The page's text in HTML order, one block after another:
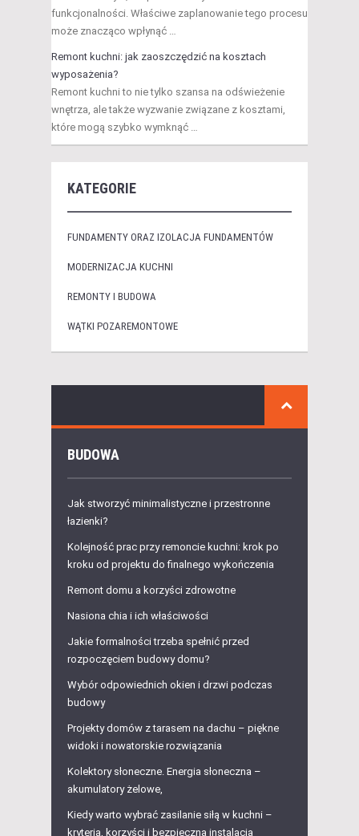
funkcjonalności. Właściwe zaplanowanie tego procesu
może znacząco wpłynąć …
Remont kuchni: jak zaoszczędzić na kosztach
wyposażenia?
Remont kuchni to nie tylko szansa na odświeżenie
wnętrza, ale także wyzwanie związane z kosztami,
które mogą szybko wymknąć …
KATEGORIE
FUNDAMENTY ORAZ IZOLACJA FUNDAMENTÓW
MODERNIZACJA KUCHNI
REMONTY I BUDOWA
WĄTKI POZAREMONTOWE
BUDOWA
Jak stworzyć minimalistyczne i przestronne
łazienki?
Kolejność prac przy remoncie kuchni: krok po
kroku od projektu do finalnego wykończenia
Remont domu a korzyści zdrowotne
Nasiona chia i ich właściwości
Jakie formalności trzeba spełnić przed
rozpoczęciem budowy domu?
Wybór odpowiednich okien i drzwi podczas
budowy
Projekty domów z tarasem na dachu – piękne
widoki i nowatorskie rozwiązania
Kolektory słoneczne. Energia słoneczna –
akumulatory żelowe,
Kiedy warto wybrać zasilanie siłą w kuchni –
kryteria, korzyści i bezpieczna instalacja